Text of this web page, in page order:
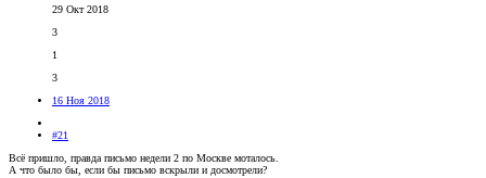
29 Окт 2018
3
1
3
16 Ноя 2018
#21
Всё пришло, правда письмо недели 2 по Москве моталось.
А что было бы, если бы письмо вскрыли и досмотрели?